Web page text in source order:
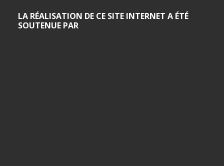
LA RÉALISATION DE CE SITE INTERNET A ÉTÉ
SOUTENUE PAR